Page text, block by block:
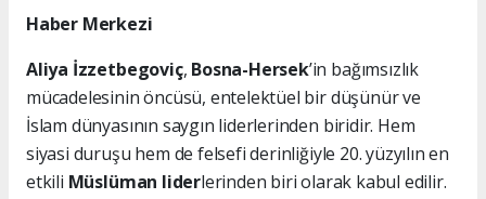
Haber Merkezi
Aliya İzzetbegoviç, Bosna-Hersek’in bağımsızlık
mücadelesinin öncüsü, entelektüel bir düşünür ve
İslam dünyasının saygın liderlerinden biridir. Hem
siyasi duruşu hem de felsefi derinliğiyle 20. yüzyılın en
etkili Müslüman liderlerinden biri olarak kabul edilir.